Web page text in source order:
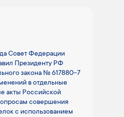
Совет Федерации
Президенту РФ
закона № 617880-7
в отдельные
акты Российской
совершения
с использованием